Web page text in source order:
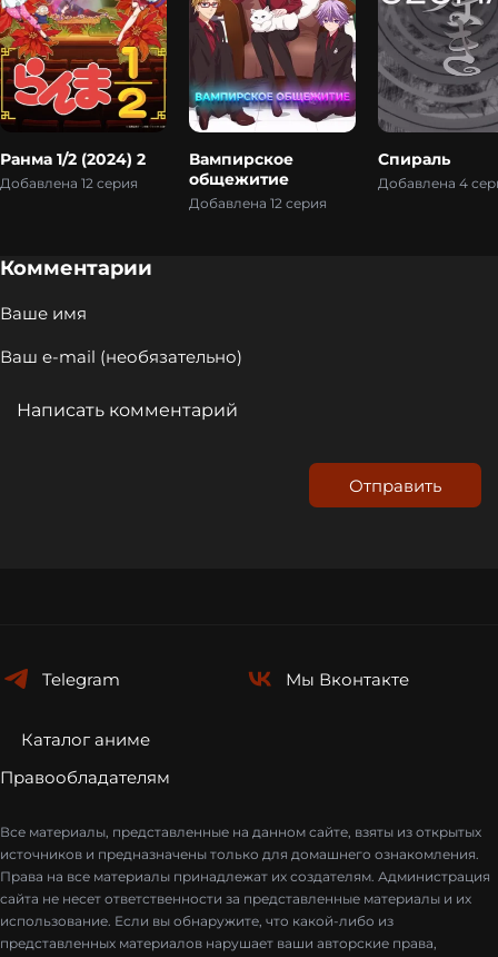
Ранма 1/2 (2024) 2
Добавлена 12 серия
Вампирское
общежитие
Добавлена 12 серия
Спираль
Добавлена 4
Комментарии
Отправить
Telegram Мы Вконтакте
Каталог аниме
Правообладателям
Все материалы, представленные на данном сайте, взяты из открытых
источников и предназначены только для домашнего ознакомления.
Права на все материалы принадлежат их создателям. Администрация
сайта не несет ответственности за представленные материалы и их
использование. Если вы обнаружите, что какой-либо из
представленных материалов нарушает ваши авторские права,